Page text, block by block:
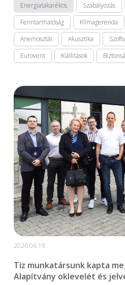
Energiatakarékos
Szabályozás
Fenntarthatóság
Klímagerenda
Anemosztát
Akusztika
Eurovent
Kiállítások
2026.06.19.
Tíz munkatársunk kapta
Alapítvány oklevelét és